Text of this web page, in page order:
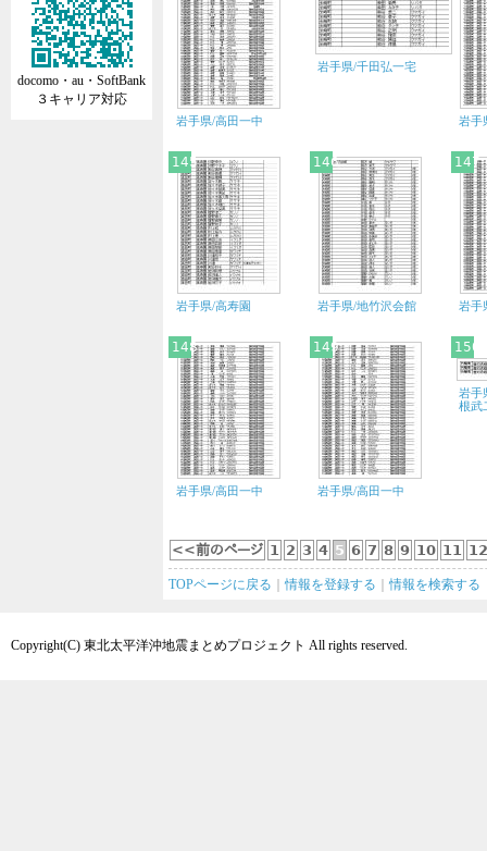
docomo・au・SoftBank
３キャリア対応
岩手県/高田一中
岩手県/千田弘一宅
岩手
145
岩手県/高寿園
146
岩手県/地竹沢会館
147
岩手
148
岩手県/高田一中
149
岩手県/高田一中
150
岩手
根武
<<前のページ 1 2 3 4 5 6 7 8 9 10 11 12
TOPページに戻る ｜情報を登録する ｜情報を検索する
Copyright(C) 東北太平洋沖地震まとめプロジェクト All rights reserved.